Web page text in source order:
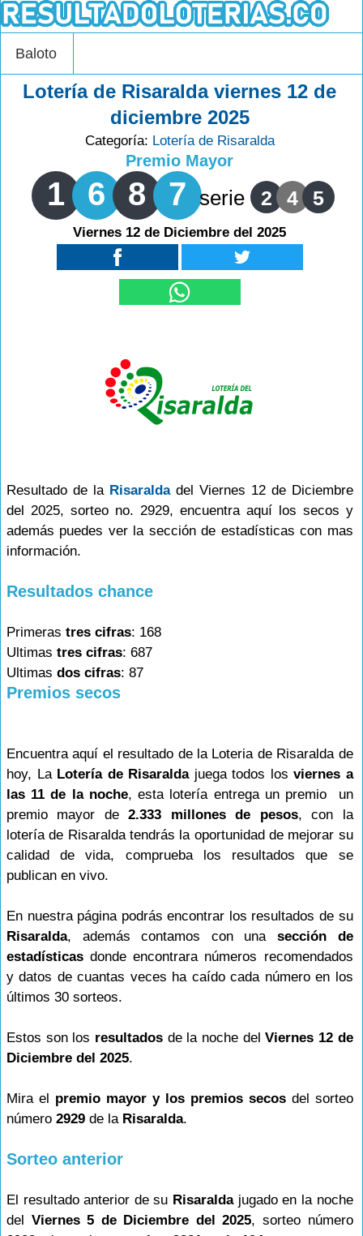
Baloto
Lotería de Risaralda viernes 12 de
diciembre 2025
Categoría: Lotería de Risaralda
Premio Mayor
1 6 8 7 serie 2 4 5
Viernes 12 de Diciembre del 2025
Resultado de la Risaraldadel Viernes 12 de Diciembre
del 2025, sorteo no. 2929, encuentra aquí los secos y
además puedes ver la sección de estadísticas con mas
información.
Resultados chance
Primeras tres cifras: 168
Ultimas tres cifras: 687
Ultimas dos cifras: 87
Premios secos
Encuentra aquí el resultado de la Loteria de Risaralda de
hoy, La Lotería de Risaraldajuega todos losviernes a
las 11 de la noche, esta lotería entrega un premio un
premio mayor de2.333 millones de pesos, con la
lotería de Risaralda tendrás la oportunidad de mejorar su
calidad de vida, comprueba los resultados que se
publican en vivo.
En nuestra página podrás encontrar los resultados de su
Risaralda, además contamos con una sección de
estadísticas donde encontrara números recomendados
y datos de cuantas veces ha caído cada número en los
últimos 30 sorteos.
Estos son los resultadosde la noche delViernes 12 de
Diciembre del 2025.
Mira el premio mayor y los premios secosdel sorteo
número 2929 de la Risaralda.
Sorteo anterior
El resultado anterior de su Risaraldajugado en la noche
del Viernes 5 de Diciembre del 2025, sorteo número